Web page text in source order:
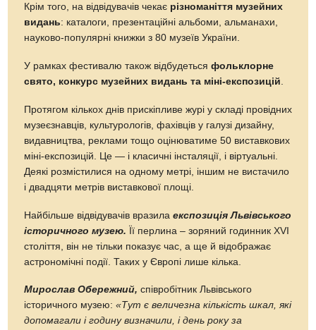
Крім того, на відвідувачів чекає різноманіття музейних
видань: каталоги, презентаційні альбоми, альманахи,
науково-популярні книжки з 80 музеїв України.
У рамках фестивалю також відбудетьсяфольклорне
свято, конкурс музейних видань та міні-експозицій
Протягом кількох днів прискіпливе журі у складі провідних
музеєзнавців, культурологів, фахівців у галузі дизайну,
видавництва, реклами тощо оцінюватиме 50 виставкових
міні-експозицій. Це — і класичні інсталяції, і віртуальні.
Деякі розмістилися на одному метрі, іншим не вистачило
і двадцяти метрів виставкової площі.
Найбільше відвідувачів вразилаекспозиція Львівського
історичного музею. Її перлина – зоряний годинник XVI
століття, він не тільки показує час, а ще й відображає
астрономічні події. Таких у Європі лише кілька.
Мирослав Обережний, співробітник Львівського
історичного музею:«Тут є величезна кількість шкал, які
допомагали і годину визначили, і день року за